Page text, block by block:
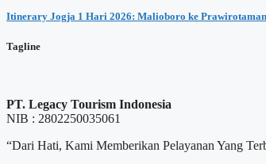
Itinerary Jogja 1 Hari 2026: Malioboro ke
Tagline
PT. Legacy Tourism Indonesia
NIB : 2802250035061
“Dari Hati, Kami Memberikan Pelayanan Yang